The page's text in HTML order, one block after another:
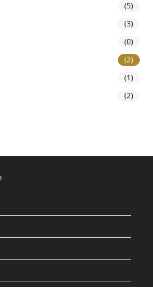
(5)
(3)
(0)
(2)
(1)
(2)